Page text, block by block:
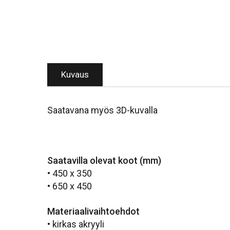
Kuvaus
Saatavana myös 3D-kuvalla
Saatavilla olevat koot (mm)
• 450 x 350
• 650 x 450
Materiaalivaihtoehdot
• kirkas akryyli